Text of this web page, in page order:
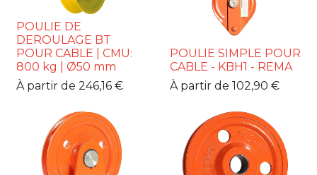
POULIE DE
DEROULAGE BT
POUR CABLE | CMU:
800 kg | Ø50 mm
À partir de 246,16 €
POULIE SIMPLE POUR
CABLE - KBH1 - REMA
À partir de 102,90 €